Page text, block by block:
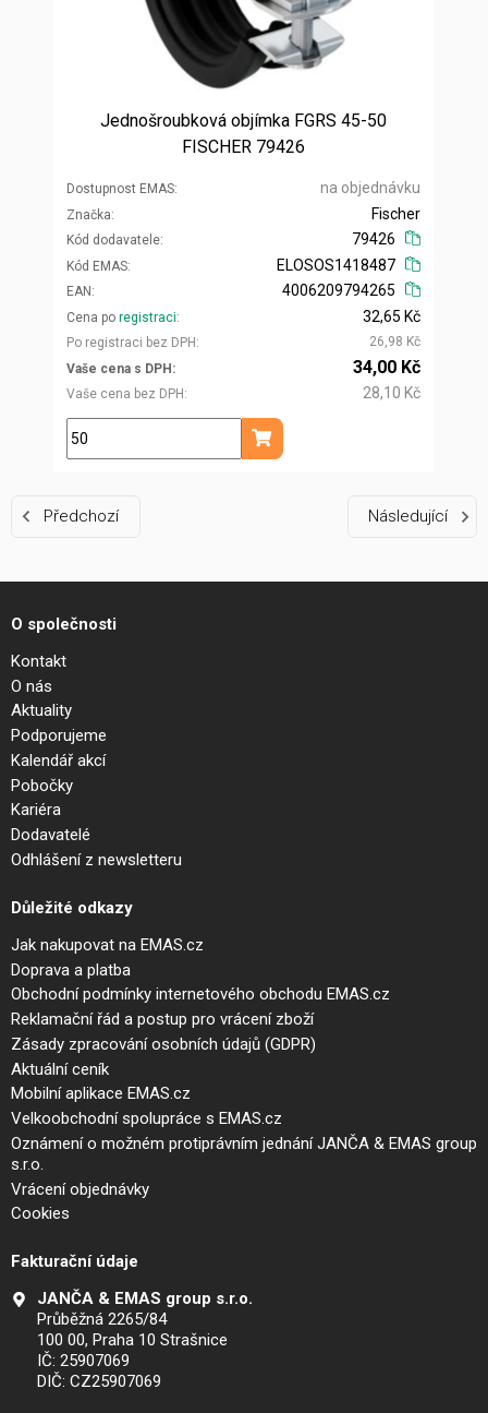
Jednošroubková objímka FGRS 45-50
FISCHER 79426
Dostupnost EMAS na objednávku
Značka
Kód dodavatele
Fischer
79426
Kód EMAS
EAN
ELOSOS1418487
4006209794265
Cena po registraci
Po registraci bez DPH
32,65 Kč
26,98 Kč
Vaše cena s DPH
Vaše cena bez DPH
34,00 Kč
28,10 Kč
ks
Přidat do košíku
Předchozí Následující
O společnosti
Kontakt
O nás
Aktuality
Podporujeme
Kalendář akcí
Pobočky
Kariéra
Dodavatelé
Odhlášení z newsletteru
Důležité odkazy
Jak nakupovat na EMAS.cz
Doprava a platba
Obchodní podmínky internetového obchodu EMAS.cz
Reklamační řád a postup pro vrácení zboží
Zásady zpracování osobních údajů (GDPR)
Aktuální ceník
Mobilní aplikace EMAS.cz
Velkoobchodní spolupráce s EMAS.cz
Oznámení o možném protiprávním jednání JANČA & EMAS group
s.r.o.
Vrácení objednávky
Cookies
Fakturační údaje
JANČA & EMAS group s.r.o.
Průběžná 2265/84
100 00, Praha 10 Strašnice
IČ: 25907069
DIČ: CZ25907069